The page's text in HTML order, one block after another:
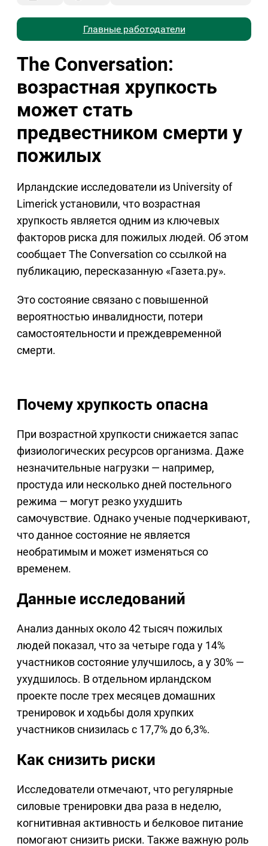
Главные работодатели
The Conversation:
возрастная хрупкость
может стать
предвестником смерти у
пожилых
Ирландские исследователи из University of
Limerickустановили, что возрастная
хрупкость является одним из ключевых
факторов риска для пожилых людей. Об этом
сообщаетThe Conversation со ссылкой на
публикацию, пересказанную «Газета.ру».
Это состояние связано с повышенной
вероятностью инвалидности, потери
самостоятельности и преждевременной
смерти.
Почему хрупкость опасна
При возрастной хрупкости снижается запас
физиологических ресурсов организма. Даже
незначительные нагрузки — например,
простуда или несколько дней постельного
режима — могут резко ухудшить
самочувствие. Однако ученые подчеркивают,
что данное состояние не является
необратимым и может изменяться со
временем.
Данные исследований
Анализ данных около 42 тысяч пожилых
людей показал, что за четыре года у 14%
участников состояние улучшилось, а у 30% —
ухудшилось. В отдельном ирландском
проекте после трех месяцев домашних
тренировок и ходьбы доля хрупких
участников снизилась с 17,7% до 6,3%.
Как снизить риски
Исследователи отмечают, что регулярные
силовые тренировки два раза в неделю,
когнитивная активность и белковое питание
помогают снизить риски. Также важную роль